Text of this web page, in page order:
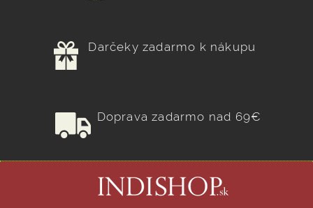
Darčeky zadarmo k nákupu
Doprava zadarmo nad 69€